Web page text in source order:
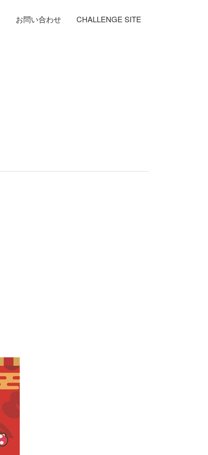
お問い合わせ CHALLENGE SITE